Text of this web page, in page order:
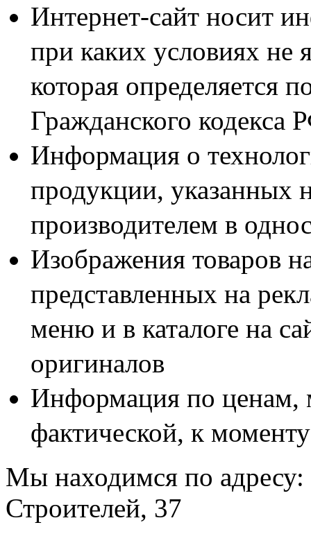
Интернет-сайт носит
при каких условиях не
которая определяется
Гражданского кодекса
Информация о
продукции, указанных
производителем в
Изображения товаров
представленных на
меню и в каталоге на
оригиналов
Информация по ценам,
фактической, к
Мы находимся по адресу:
Строителей, 37